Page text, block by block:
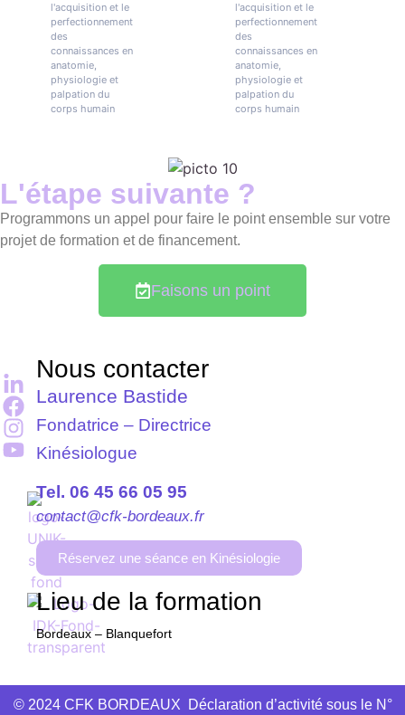
l'acquisition et le
perfectionnement
des
connaissances en
anatomie,
physiologie et
palpation du
corps humain
l'acquisition et le
perfectionnement
des
connaissances en
anatomie,
physiologie et
palpation du
corps humain
L'étape suivante ?
Programmons un appel pour faire le point ensemble sur votre
projet de formation et de financement.
Faisons un point
Nous contacter
Laurence Bastide
Fondatrice – Directrice
Kinésiologue
Tel. 06 45 66 05 95
contact@cfk-bordeaux.fr
Réservez une séance en Kinésiologie
Lieu de la formation
Bordeaux – Blanquefort
© 2024 CFK BORDEAUX Déclaration d’activité sous le N°